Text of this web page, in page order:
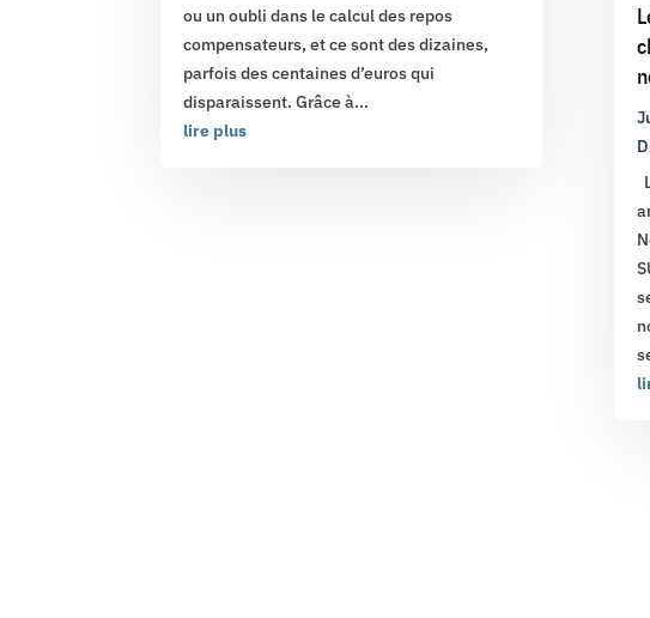
ou un oubli dans le calcul des repos
compensateurs, et ce sont des dizaines,
parfois des centaines d’euros qui
disparaissent. Grâce à...
lire plus